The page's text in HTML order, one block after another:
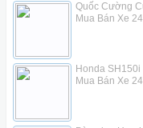
Quốc Cường
Mua Bán Xe
Honda
Mua Bán Xe